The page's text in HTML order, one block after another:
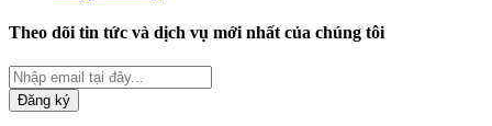
Theo dõi tin tức và dịch vụ mới nhất của chúng tôi
Đăng ký